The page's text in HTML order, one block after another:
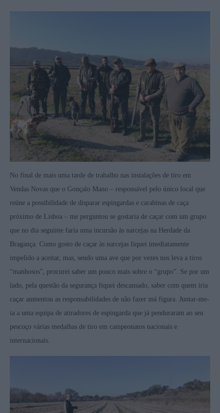
No final de mais uma tarde de trabalho nas instalações de tiro em
Vendas Novas que o Gonçalo Mano – responsável pelo único local que
reúne a possibilidade de disparar espingardas e carabinas de caça
próximo de Lisboa – me perguntou se gostaria de caçar com um grupo
que no dia seguinte faria uma incursão às narcejas na Herdade da
Bragança. Como gosto de caçar às narcejas fiquei imediatamente
impelido a aceitar, mas, sendo uma ave que por vezes nos leva a tiros
“manhosos”, procurei saber um pouco mais sobre o “grupo”. Se por um
lado, pela questão da segurança fiquei descansado, saber com quem iria
caçar aumentou as responsabilidades de não fazer má figura. Juntar-me-
ia a uma equipa de atiradores de espingarda que já penduraram ao seu
pescoço várias medalhas de tiro em campeonatos nacionais e
internacionais.